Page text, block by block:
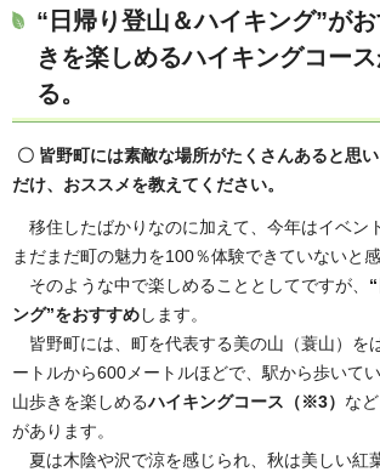
“日帰り登山＆ハイキング”が
きを楽しめるハイキングコー
る。
〇 皆野町には素敵な場所がたくさんあると思
だけ、おススメを教えてください。
移住したばかりなのに加えて、今年はイベン
まだまだ町の魅力を100％体験できていないと感
そのような中で楽しめることとしてですが、
ング”をおすすめします。
皆野町には、町を代表する美の山（蓑山）を
ートルから600メートルほどで、駅から歩いて
山歩きを楽しめるハイキングコース（※3） な
があります。
夏は木陰や沢で涼を感じられ、秋は美しい紅